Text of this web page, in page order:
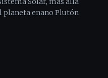
planeta enano Plutón